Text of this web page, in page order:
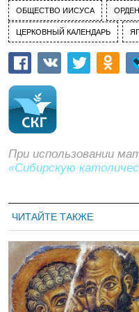
ОБЩЕСТВО ИИСУСА
ЦЕРКОВНЫЙ КАЛЕНДАРЬ
При использовании
«Сибирскую
ЧИТАЙТЕ ТАКЖЕ